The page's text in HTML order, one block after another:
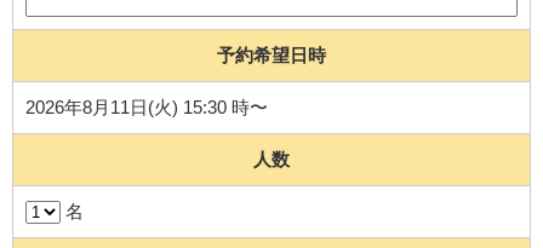
予約希望日時
2026年8月11日(火) 15:30 時〜
人数
名